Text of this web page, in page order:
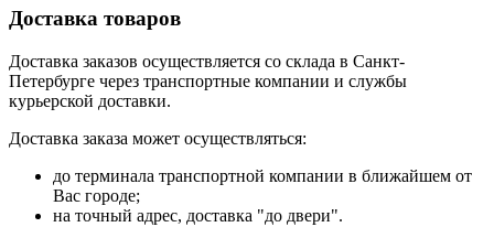
Доставка товаров
Доставка заказов осуществляется со склада в Санкт-
Петербурге через транспортные компании и службы
курьерской доставки.
Доставка заказа может осуществляться:
до терминала транспортной компании в ближайшем от
Вас городе;
на точный адрес, доставка "до двери".